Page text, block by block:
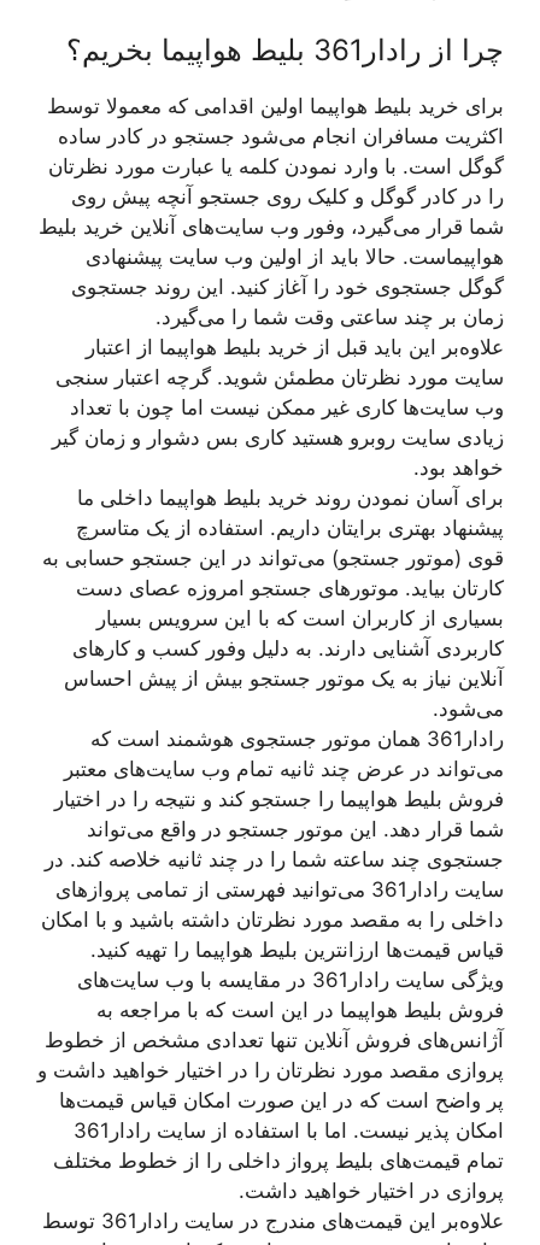
چرا از رادار361 بلیط هواپیما بخریم؟
برای خرید بلیط هواپیما اولین اقدامی که معمولا توسط
اکثریت مسافران انجام می‌شود جستجو در کادر ساده
گوگل است. با وارد نمودن کلمه یا عبارت مورد نظرتان
را در کادر گوگل و کلیک روی جستجو آنچه پیش روی
شما قرار می‌گیرد، وفور وب سایت‌های آنلاین خرید بلیط
هواپیماست. حالا باید از اولین وب سایت پیشنهادی
گوگل جستجوی خود را آغاز کنید. این روند جستجوی
زمان بر چند ساعتی وقت شما را می‌گیرد.
علاوه‌بر این باید قبل از خرید بلیط هواپیما از اعتبار
سایت مورد نظرتان مطمئن شوید. گرچه اعتبار سنجی
وب سایت‌ها کاری غیر ممکن نیست اما چون با تعداد
زیادی سایت روبرو هستید کاری بس دشوار و زمان گیر
خواهد بود.
برای آسان نمودن روند خرید بلیط هواپیما داخلی ما
پیشنهاد بهتری برایتان داریم. استفاده از یک متاسرچ
قوی (موتور جستجو) می‌تواند در این جستجو حسابی به
کارتان بیاید. موتورهای جستجو امروزه عصای دست
بسیاری از کاربران است که با این سرویس بسیار
کاربردی آشنایی دارند. به دلیل وفور کسب و کارهای
آنلاین نیاز به یک موتور جستجو بیش از پیش احساس
می‌شود.
رادار361 همان موتور جستجوی هوشمند است که
می‌تواند در عرض چند ثانیه تمام وب ‌سایت‌های معتبر
فروش بلیط هواپیما را جستجو کند و نتیجه را در اختیار
شما قرار دهد. این موتور جستجو در واقع می‌تواند
جستجوی چند ساعته شما را در چند ثانیه خلاصه کند. در
سایت رادار361 می‌توانید فهرستی از تمامی پروازهای
داخلی را به مقصد مورد نظرتان داشته باشید و با امکان
قیاس قیمت‌ها ارزانترین بلیط هواپیما را تهیه کنید.
ویژگی سایت رادار361 در مقایسه با وب سایت‌های
فروش بلیط هواپیما در این است که با مراجعه به
آژانس‌های فروش آنلاین تنها تعدادی مشخص از خطوط
پروازی مقصد مورد نظرتان را در اختیار خواهید داشت و
پر واضح است که در این صورت امکان قیاس قیمت‌ها
امکان پذیر نیست. اما با استفاده از سایت رادار361
تمام قیمت‌های بلیط پرواز داخلی را از خطوط مختلف
پروازی در اختیار خواهید داشت.
علاوه‌بر این قیمت‌های مندرج در سایت رادار361 توسط